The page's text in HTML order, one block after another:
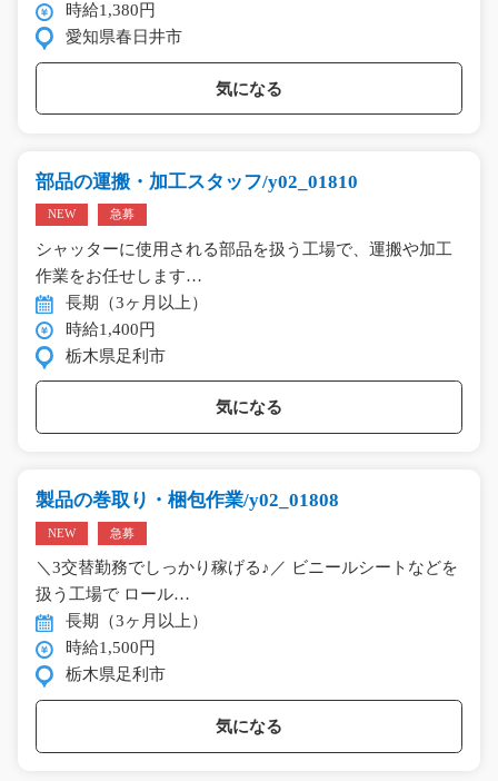
時給1,380円
愛知県春日井市
気になる
部品の運搬・加工スタッフ/y02_01810
NEW 急募
シャッターに使用される部品を扱う工場で、運搬や加工
作業をお任せします…
長期（3ヶ月以上）
時給1,400円
栃木県足利市
気になる
製品の巻取り・梱包作業/y02_01808
NEW 急募
＼3交替勤務でしっかり稼げる♪／ ビニールシートなどを
扱う工場で ロール…
長期（3ヶ月以上）
時給1,500円
栃木県足利市
気になる